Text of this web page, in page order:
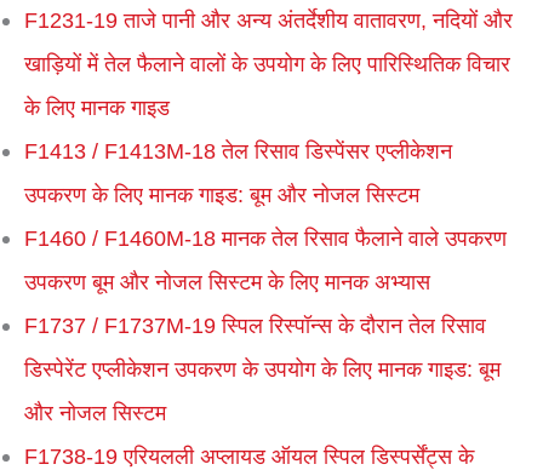
F1231-19 ताजे पानी और अन्य अंतर्देशीय वातावरण, नदियों और
खाड़ियों में तेल फैलाने वालों के उपयोग के लिए पारिस्थितिक विचार
के लिए मानक गाइड
F1413 / F1413M-18 तेल रिसाव डिस्पेंसर एप्लीकेशन
उपकरण के लिए मानक गाइड: बूम और नोजल सिस्टम
F1460 / F1460M-18 मानक तेल रिसाव फैलाने वाले उपकरण
उपकरण बूम और नोजल सिस्टम के लिए मानक अभ्यास
F1737 / F1737M-19 स्पिल रिस्पॉन्स के दौरान तेल रिसाव
डिस्पेरेंट एप्लीकेशन उपकरण के उपयोग के लिए मानक गाइड: बूम
और नोजल सिस्टम
F1738-19 एरियलली अप्लायड ऑयल स्पिल डिस्पर्सेंट्स के